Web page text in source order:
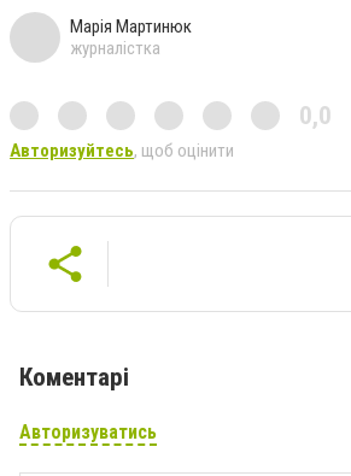
Марія Мартинюк
журналістка
0,0
Авторизуйтесь, щоб оцінити
Коментарі
Авторизуватись